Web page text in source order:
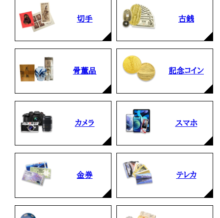
切手 古銭
骨董品 記念コイン
カメラ スマホ
金券 テレカ